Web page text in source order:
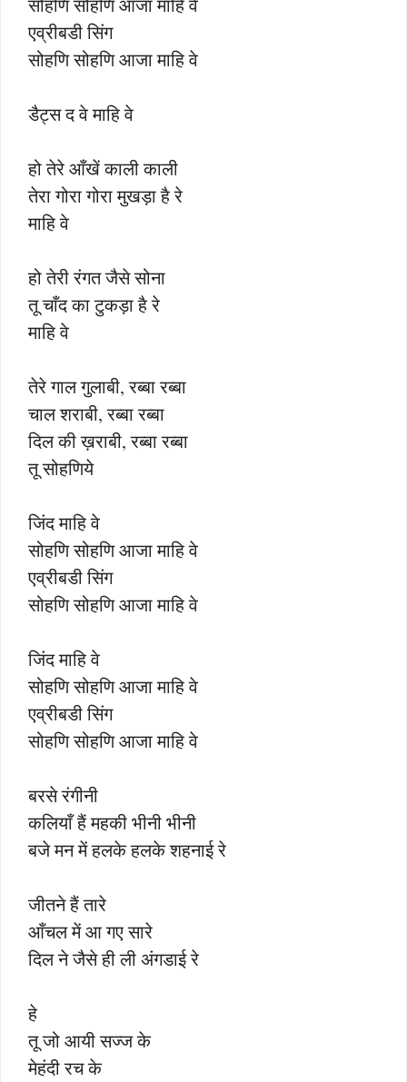
सोहणि सोहणि आजा माहि वे
एव्रीबडी सिंग
सोहणि सोहणि आजा माहि वे
डैट्स द वे माहि वे
हो तेरे आँखें काली काली
तेरा गोरा गोरा मुखड़ा है रे
माहि वे
हो तेरी रंगत जैसे सोना
तू चाँद का टुकड़ा है रे
माहि वे
तेरे गाल गुलाबी, रब्बा रब्बा
चाल शराबी, रब्बा रब्बा
दिल की ख़राबी, रब्बा रब्बा
तू सोहणिये
जिंद माहि वे
सोहणि सोहणि आजा माहि वे
एव्रीबडी सिंग
सोहणि सोहणि आजा माहि वे
जिंद माहि वे
सोहणि सोहणि आजा माहि वे
एव्रीबडी सिंग
सोहणि सोहणि आजा माहि वे
बरसे रंगीनी
कलियाँ हैं महकी भीनी भीनी
बजे मन में हलके हलके शहनाई रे
जीतने हैं तारे
आँचल में आ गए सारे
दिल ने जैसे ही ली अंगडाई रे
हे
तू जो आयी सज्ज के
मेहंदी रच के